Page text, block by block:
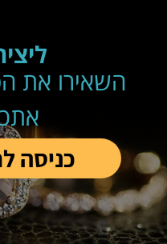
השאירו את
כניסה